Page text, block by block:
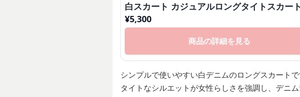
白スカート カジュアルロングタイトスカート
¥5,300
商品の詳細を見る
シンプルで使いやすい白デニムのロングスカートで
タイトなシルエットが女性らしさを強調し、デニ